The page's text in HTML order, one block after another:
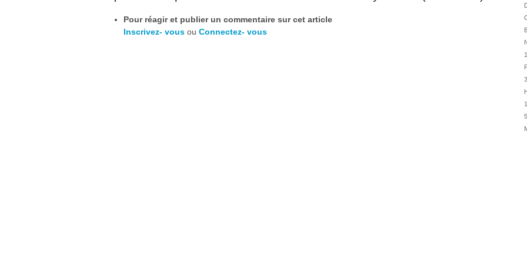
Pour réagir et publier un commentaire sur cet article
Inscrivez- vous ou Connectez- vous